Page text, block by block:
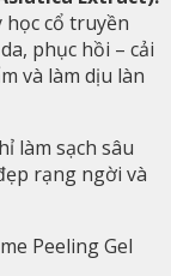
cổ truyền
phục hồi – cải
và làm dịu làn
làm sạch sâu
rạng ngời và